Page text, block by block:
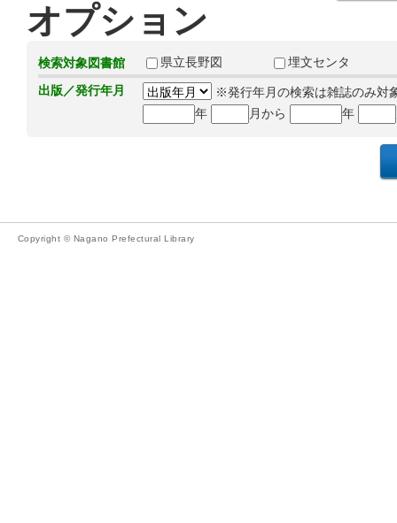
オプション
検索対象図書館 県立長野図
埋文センタ
出版／発行年月
※発行年月の検索は雑誌のみ対
年
月から 年
Copyright © Nagano Prefectural Library